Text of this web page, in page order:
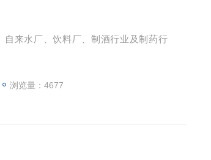
来水厂、饮料厂、制酒行业及制药行
浏览量：4677